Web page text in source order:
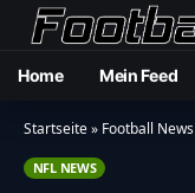
Home Mein Feed
Startseite» Football News
NFL NEWS